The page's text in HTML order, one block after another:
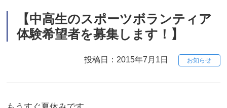
【中高生のスポーツボランティア
体験希望者を募集します！】
投稿日：2015年7月1日 お知らせ